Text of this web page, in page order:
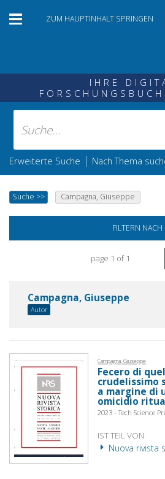
ZUM HAUPTINHALT SPRINGEN
IHRE
Erweiterte Suche | Nach Thema
Suche >> Campagna, Giuseppe
FILTERN NACH
page 1 of 1
Campagna, Giuseppe
Autor
Campagna, Giuseppe
Fecero di
crudelissimo
a margine di
omicidio
2023 - Tech Science
IST TEIL VON
Nuova rivista